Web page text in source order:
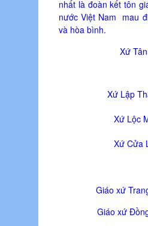
nhất là đoàn kết tôn
nước Việt Nam mau
và hòa bình.
Xứ
Xứ Lập
Xứ Lộc
Xứ Cửa
Giáo xứ
Giáo xứ